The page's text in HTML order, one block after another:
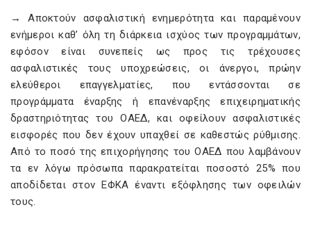
→ Αποκτούν ασφαλιστική ενημερότητα και παραμένουν
ενήμεροι καθ’ όλη τη διάρκεια ισχύος των προγραμμάτων,
εφόσον είναι συνεπείς ως προς τις τρέχουσες
ασφαλιστικές τους υποχρεώσεις, οι άνεργοι, πρώην
ελεύθεροι επαγγελματίες, που εντάσσονται σε
προγράμματα έναρξης ή επανέναρξης επιχειρηματικής
δραστηριότητας του ΟΑΕΔ, και οφείλουν ασφαλιστικές
εισφορές που δεν έχουν υπαχθεί σε καθεστώς ρύθμισης.
Από το ποσό της επιχορήγησης του ΟΑΕΔ που λαμβάνουν
τα εν λόγω πρόσωπα παρακρατείται ποσοστό 25% που
αποδίδεται στον ΕΦΚΑ έναντι εξόφλησης των οφειλών
τους.